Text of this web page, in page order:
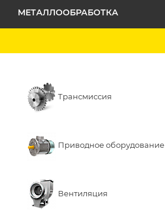
МЕТАЛЛООБРАБОТКА
Трансмиссия
Приводное оборудование
Вентиляция